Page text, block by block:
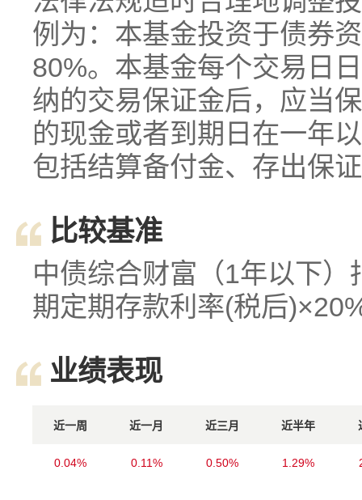
例为：本基金投资于债券
80%。本基金每个交易日
纳的交易保证金后，应当
的现金或者到期日在一年
包括结算备付金、存出保
比较基准
中债综合财富（1年以下
期定期存款利率(税后
业绩表现
近一周 近一月 近三月 近半年
0.04% 0.11% 0.50% 1.29%